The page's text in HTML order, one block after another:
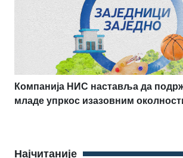
Компанија НИС наставља да
младе упркос изазовним
Најчитаније